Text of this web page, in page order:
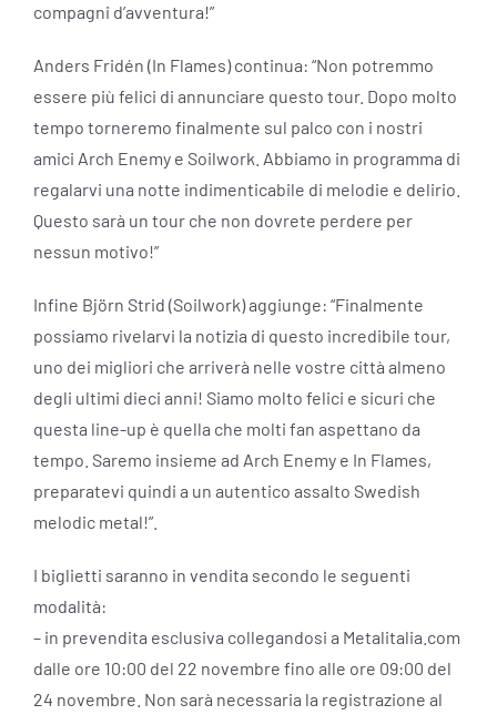
compagni d’avventura!”
Anders Fridén (In Flames) continua: “Non potremmo
essere più felici di annunciare questo tour. Dopo molto
tempo torneremo finalmente sul palco con i nostri
amici Arch Enemy e Soilwork. Abbiamo in programma di
regalarvi una notte indimenticabile di melodie e delirio.
Questo sarà un tour che non dovrete perdere per
nessun motivo!”
Infine Björn Strid (Soilwork) aggiunge: “Finalmente
possiamo rivelarvi la notizia di questo incredibile tour,
uno dei migliori che arriverà nelle vostre città almeno
degli ultimi dieci anni! Siamo molto felici e sicuri che
questa line-up è quella che molti fan aspettano da
tempo. Saremo insieme ad Arch Enemy e In Flames,
preparatevi quindi a un autentico assalto Swedish
melodic metal!”.
I biglietti saranno in vendita secondo le seguenti
modalità:
– in prevendita esclusiva ​​collegandosi a Metalitalia.com
dalle ore 10:00 del 22 novembre fino alle ore 09:00 del
24 novembre. Non sarà necessaria la registrazione al